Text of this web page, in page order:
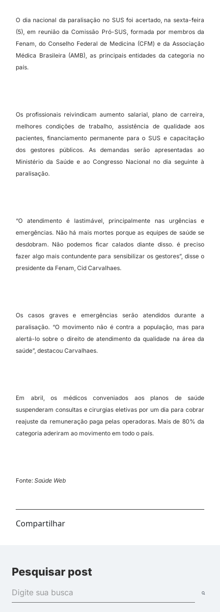
O dia nacional da paralisação no SUS foi acertado, na sexta-feira
(5), em reunião da Comissão Pró-SUS, formada por membros da
Fenam, do Conselho Federal de Medicina (CFM) e da Associação
Médica Brasileira (AMB), as principais entidades da categoria no
país.
Os profissionais reivindicam aumento salarial, plano de carreira,
melhores condições de trabalho, assistência de qualidade aos
pacientes, financiamento permanente para o SUS e capacitação
dos gestores públicos. As demandas serão apresentadas ao
Ministério da Saúde e ao Congresso Nacional no dia seguinte à
paralisação.
“O atendimento é lastimável, principalmente nas urgências e
emergências. Não há mais mortes porque as equipes de saúde se
desdobram. Não podemos ficar calados diante disso. é preciso
fazer algo mais contundente para sensibilizar os gestores”, disse o
presidente da Fenam, Cid Carvalhaes.
Os casos graves e emergências serão atendidos durante a
paralisação. “O movimento não é contra a população, mas para
alertá-lo sobre o direito de atendimento da qualidade na área da
saúde”, destacou Carvalhaes.
Em abril, os médicos conveniados aos planos de saúde
suspenderam consultas e cirurgias eletivas por um dia para cobrar
reajuste da remuneração paga pelas operadoras. Mais de 80% da
categoria aderiram ao movimento em todo o país.
Fonte: Saúde Web
Compartilhar
Pesquisar post